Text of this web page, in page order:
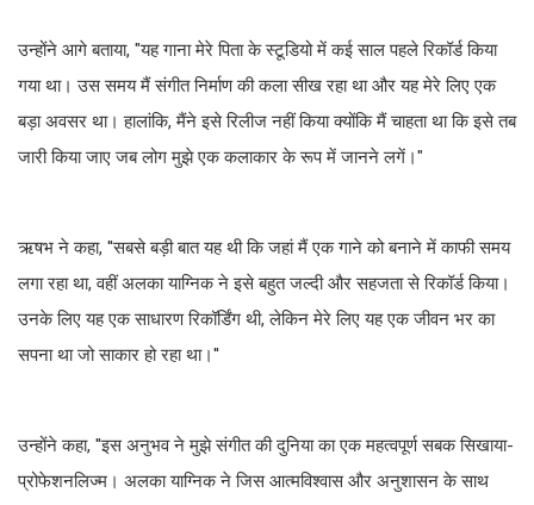
उन्होंने आगे बताया, "यह गाना मेरे पिता के स्टूडियो में कई साल पहले रिकॉर्ड किया
गया था। उस समय मैं संगीत निर्माण की कला सीख रहा था और यह मेरे लिए एक
बड़ा अवसर था। हालांकि, मैंने इसे रिलीज नहीं किया क्योंकि मैं चाहता था कि इसे तब
जारी किया जाए जब लोग मुझे एक कलाकार के रूप में जानने लगें।"
ऋषभ ने कहा, ''सबसे बड़ी बात यह थी कि जहां मैं एक गाने को बनाने में काफी समय
लगा रहा था, वहीं अलका याग्निक ने इसे बहुत जल्दी और सहजता से रिकॉर्ड किया।
उनके लिए यह एक साधारण रिकॉर्डिंग थी, लेकिन मेरे लिए यह एक जीवन भर का
सपना था जो साकार हो रहा था।''
उन्होंने कहा, ''इस अनुभव ने मुझे संगीत की दुनिया का एक महत्वपूर्ण सबक सिखाया-
प्रोफेशनलिज्म। अलका याग्निक ने जिस आत्मविश्वास और अनुशासन के साथ